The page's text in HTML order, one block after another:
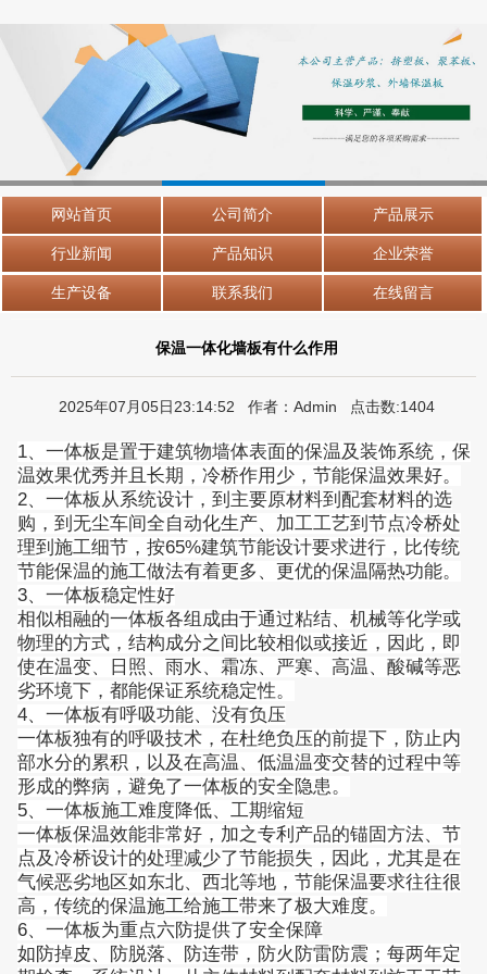
网站首页 公司简介 产品展示
行业新闻 产品知识 企业荣誉
生产设备 联系我们 在线留言
保温一体化墙板有什么作用
2025年07月05日23:14:52 作者：Admin 点击数:1404
1、一体板是置于建筑物墙体表面的保温及装饰系统，保
温效果优秀并且长期，冷桥作用少，节能保温效果好。
2、一体板从系统设计，到主要原材料到配套材料的选
购，到无尘车间全自动化生产、加工工艺到节点冷桥处
理到施工细节，按65%建筑节能设计要求进行，比传统
节能保温的施工做法有着更多、更优的保温隔热功能。
3、一体板稳定性好
相似相融的一体板各组成由于通过粘结、机械等化学或
物理的方式，结构成分之间比较相似或接近，因此，即
使在温变、日照、雨水、霜冻、严寒、高温、酸碱等恶
劣环境下，都能保证系统稳定性。
4、一体板有呼吸功能、没有负压
一体板独有的呼吸技术，在杜绝负压的前提下，防止内
部水分的累积，以及在高温、低温温变交替的过程中等
形成的弊病，避免了一体板的安全隐患。
5、一体板施工难度降低、工期缩短
一体板保温效能非常好，加之专利产品的锚固方法、节
点及冷桥设计的处理减少了节能损失，因此，尤其是在
气候恶劣地区如东北、西北等地，节能保温要求往往很
高，传统的保温施工给施工带来了极大难度。
6、一体板为重点六防提供了安全保障
如防掉皮、防脱落、防连带，防火防雷防震；每两年定